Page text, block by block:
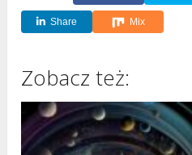
Share Mix
Zobacz też: